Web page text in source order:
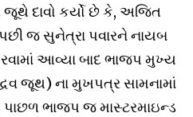
જૂથે દાવો કર્યો છે કે, અજિત
પછી જ સુનેત્રા પવારને નાયબ
આવ્યા બાદ ભાજપ મુખ્ય
જૂથ) ના મુખપત્ર સામનામાં
પાછળ ભાજપ જ માસ્ટરમાઇન્ડ